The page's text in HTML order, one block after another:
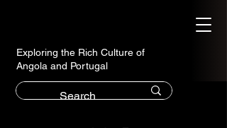
Exploring the Rich Culture of
Angola and Portugal